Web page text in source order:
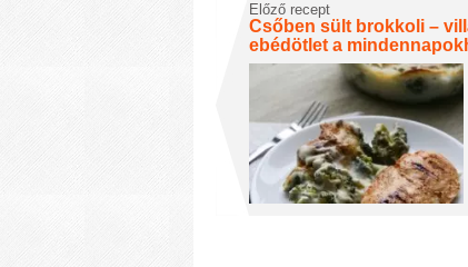
Előző recept
Csőben sült brokkoli –
ebédötlet a